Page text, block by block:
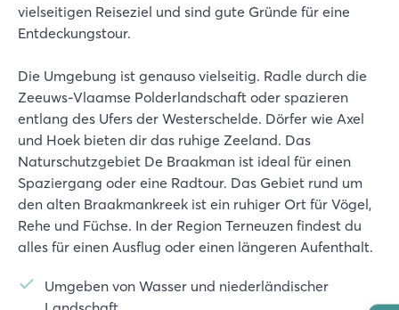
vielseitigen Reiseziel und sind gute Gründe für eine
Entdeckungstour.
Die Umgebung ist genauso vielseitig. Radle durch die
Zeeuws-Vlaamse Polderlandschaft oder spazieren
entlang des Ufers der Westerschelde. Dörfer wie Axel
und Hoek bieten dir das ruhige Zeeland. Das
Naturschutzgebiet De Braakman ist ideal für einen
Spaziergang oder eine Radtour. Das Gebiet rund um
den alten Braakmankreek ist ein ruhiger Ort für Vögel,
Rehe und Füchse. In der Region Terneuzen findest du
alles für einen Ausflug oder einen längeren Aufenthalt.
Umgeben von Wasser und niederländischer